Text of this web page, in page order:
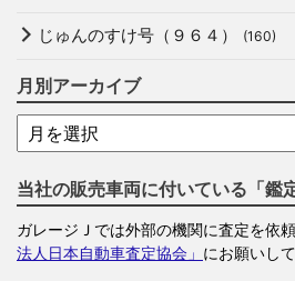
じゅんのすけ号（９６４） (160)
月別アーカイブ
当社の販売車両に付いている「鑑
ガレージＪでは外部の機関に査定を依
法人日本自動車査定協会」 にお願いし